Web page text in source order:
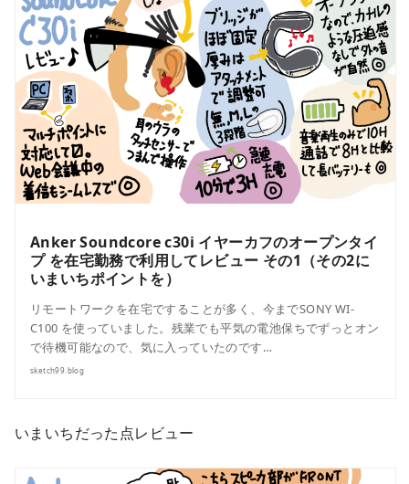
Anker Soundcore c30i イヤーカフのオープンタイ
プ を在宅勤務で利用してレビュー その1（その2に
いまいちポイントを）
リモートワークを在宅ですることが多く、今までSONY WI-
C100 を使っていました。残業でも平気の電池保ちでずっとオン
で待機可能なので、気に入っていたのです…
sketch99.blog
いまいちだった点レビュー